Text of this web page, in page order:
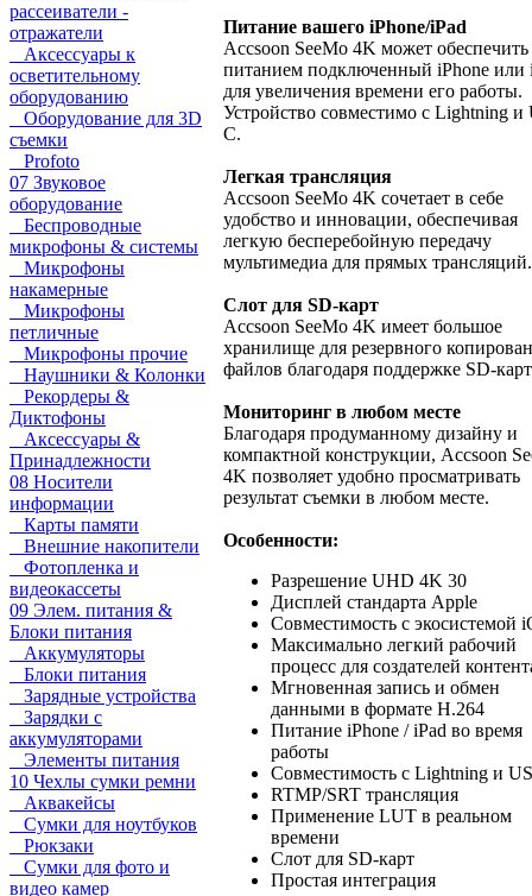
рассеиватели -
отражатели
Аксессуары к
осветительному
оборудованию
Оборудование для 3D
съемки
Profoto
07 Звуковое
оборудование
Беспроводные
микрофоны & системы
Микрофоны
накамерные
Микрофоны
петличные
Микрофоны прочие
Наушники & Колонки
Рекордеры &
Диктофоны
Аксессуары &
Принадлежности
08 Носители
информации
Карты памяти
Внешние накопители
Фотопленка и
видеокассеты
09 Элем. питания &
Блоки питания
Аккумуляторы
Блоки питания
Зарядные устройства
Зарядки с
аккумуляторами
Элементы питания
10 Чехлы сумки ремни
Аквакейсы
Сумки для ноутбуков
Рюкзаки
Сумки для фото и
видео камер
Питание вашего iPhone/iPad
Accsoon SeeMo 4K может обеспечить
питанием подключенный iPhone или
для увеличения времени его работы.
Устройство совместимо с Lightning и
C.
Легкая трансляция
Accsoon SeeMo 4K сочетает в себе
удобство и инновации, обеспечивая
легкую бесперебойную передачу
мультимедиа для прямых трансляций.
Слот для SD-карт
Accsoon SeeMo 4K имеет большое
хранилище для резервного
файлов благодаря поддержке SD-
Мониторинг в любом месте
Благодаря продуманному дизайну и
компактной конструкции, Accsoon
4K позволяет удобно просматривать
результат съемки в любом месте.
Особенности:
Разрешение UHD 4K 30
Дисплей стандарта Apple
Совместимость с экосистемой
Максимально легкий рабочий
процесс для создателей
Мгновенная запись и обмен
данными в формате H.264
Питание iPhone / iPad во время
работы
Совместимость с Lightning и
RTMP/SRT трансляция
Применение LUT в реальном
времени
Слот для SD-карт
Простая интеграция